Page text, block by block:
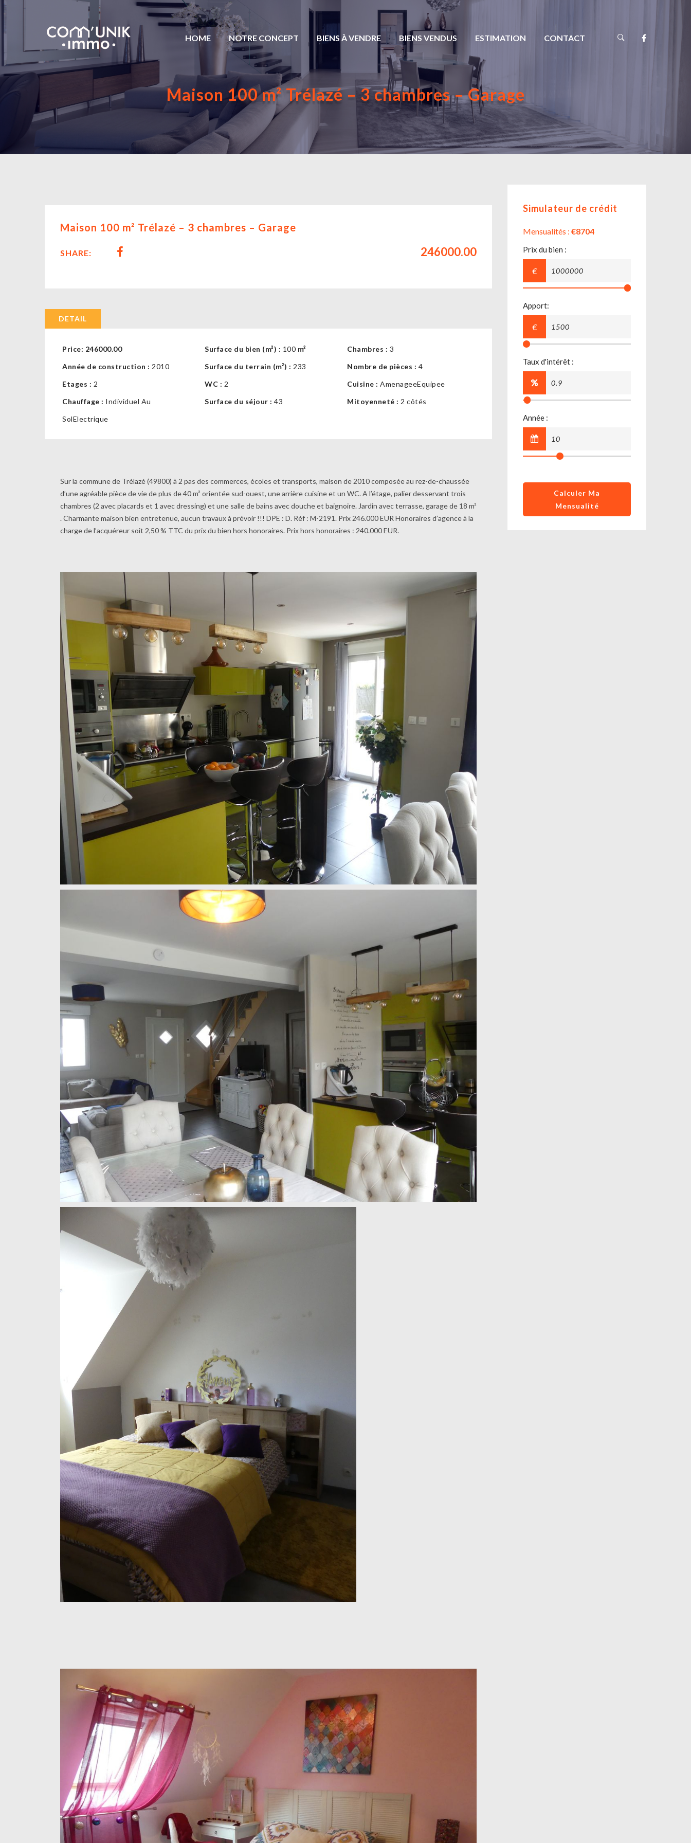
HOME NOTRE CONCEPT BIENS À VENDRE BIENS VENDUS ESTIMATION CONTACT
Maison 100 m² Trélazé – 3 chambres – Garage
Maison 100 m² Trélazé – 3 chambres – Garage
246000.00
SHARE:
DETAIL
Price: 246000.00 Surface du bien (m²) : 100 m² Chambres : 3
Année de construction : 2010 Surface du terrain (m²) : 233 Nombre de pièces : 4
Etages : 2 WC : 2 Cuisine :AmenageeEquipee
Chauffage : Individuel Au
SolElectrique
Surface du séjour :43 Mitoyenneté : 2 côtés
Sur la commune de Trélazé (49800) à 2 pas des commerces, écoles et transports, maison de 2010 composée au rez-de-chaussée
d’une agréable pièce de vie de plus de 40 m² orientée sud-ouest, une arrière cuisine et un WC. A l’étage, palier desservant trois
chambres (2 avec placards et 1 avec dressing) et une salle de bains avec douche et baignoire. Jardin avec terrasse, garage de 18 m²
. Charmante maison bien entretenue, aucun travaux à prévoir !!! DPE : D. Réf : M-2191. Prix 246.000 EUR Honoraires d’agence à la
charge de l’acquéreur soit 2,50 % TTC du prix du bien hors honoraires. Prix hors honoraires : 240.000 EUR.
Simulateur de crédit
Mensualités : €8704
Prix du bien :
€
Apport:
€
Taux d'intérêt :
Année :
Calculer Ma
Mensualité